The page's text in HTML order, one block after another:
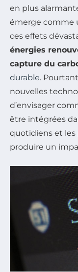
en plus
émerge comme
ces effets
énergies
capture du
durable.
nouvelles
d’envisager
être intégrées
quotidiens et
produire un